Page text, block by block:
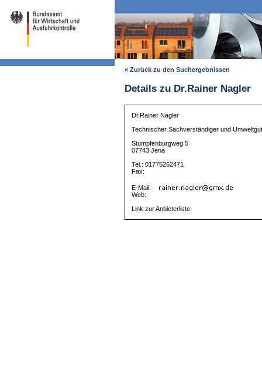
« Zurück zu den Suchergebnissen
Details zu Dr.Rainer Nagler
Dr.Rainer Nagler
Technischer Sachverständiger und
Stumpfenburgweg 5
07743 Jena
Tel.: 01775262471
Fax:
E-Mail:
Web:
Link zur Anbieterliste: